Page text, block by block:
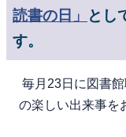
読書の日」
とし
す。
毎月23日に図書
の楽しい出来事を